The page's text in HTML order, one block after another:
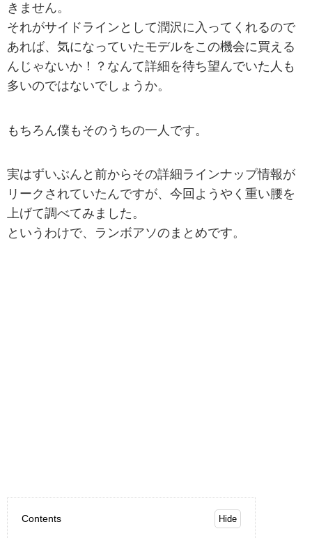
きません。
それがサイドラインとして潤沢に入ってくれるので
あれば、気になっていたモデルをこの機会に買える
んじゃないか！？なんて詳細を待ち望んでいた人も
多いのではないでしょうか。
もちろん僕もそのうちの一人です。
実はずいぶんと前からその詳細ラインナップ情報が
リークされていたんですが、今回ようやく重い腰を
上げて調べてみました。
というわけで、ランボアソのまとめです。
Contents